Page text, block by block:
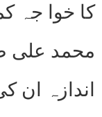
کا خوا جہ
محمد علی
اندازہ